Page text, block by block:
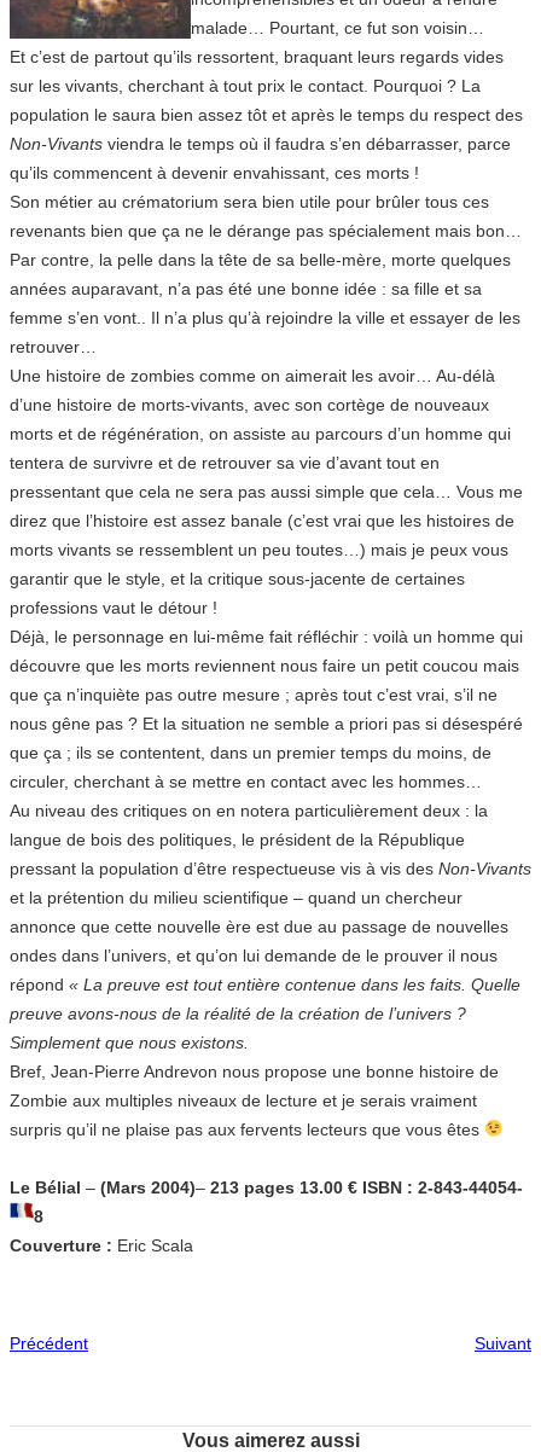
malade… Pourtant, ce fut son voisin…
Et c’est de partout qu’ils ressortent, braquant leurs regards vides
sur les vivants, cherchant à tout prix le contact. Pourquoi ? La
population le saura bien assez tôt et après le temps du respect des
Non-Vivants viendra le temps où il faudra s’en débarrasser, parce
qu’ils commencent à devenir envahissant, ces morts !
Son métier au crématorium sera bien utile pour brûler tous ces
revenants bien que ça ne le dérange pas spécialement mais bon…
Par contre, la pelle dans la tête de sa belle-mère, morte quelques
années auparavant, n’a pas été une bonne idée : sa fille et sa
femme s’en vont.. Il n’a plus qu’à rejoindre la ville et essayer de les
retrouver…
Une histoire de zombies comme on aimerait les avoir… Au-délà
d’une histoire de morts-vivants, avec son cortège de nouveaux
morts et de régénération, on assiste au parcours d’un homme qui
tentera de survivre et de retrouver sa vie d’avant tout en
pressentant que cela ne sera pas aussi simple que cela… Vous me
direz que l’histoire est assez banale (c’est vrai que les histoires de
morts vivants se ressemblent un peu toutes…) mais je peux vous
garantir que le style, et la critique sous-jacente de certaines
professions vaut le détour !
Déjà, le personnage en lui-même fait réfléchir : voilà un homme qui
découvre que les morts reviennent nous faire un petit coucou mais
que ça n’inquiète pas outre mesure ; après tout c’est vrai, s’il ne
nous gêne pas ? Et la situation ne semble a priori pas si désespéré
que ça ; ils se contentent, dans un premier temps du moins, de
circuler, cherchant à se mettre en contact avec les hommes…
Au niveau des critiques on en notera particulièrement deux : la
langue de bois des politiques, le président de la République
pressant la population d’être respectueuse vis à vis des Non-Vivants
et la prétention du milieu scientifique – quand un chercheur
annonce que cette nouvelle ère est due au passage de nouvelles
ondes dans l’univers, et qu’on lui demande de le prouver il nous
répond « La preuve est tout entière contenue dans les faits. Quelle
preuve avons-nous de la réalité de la création de l’univers ?
Simplement que nous existons.
Bref, Jean-Pierre Andrevon nous propose une bonne histoire de
Zombie aux multiples niveaux de lecture et je serais vraiment
surpris qu’il ne plaise pas aux fervents lecteurs que vous êtes
Le Bélial – (Mars 2004)– 213 pages 13.00 € ISBN : 2-843-44054-
8
Couverture : Eric Scala
Précédent Suivant
Vous aimerez aussi